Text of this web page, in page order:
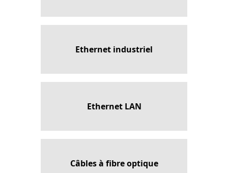
Ethernet industriel
Ethernet LAN
Câbles à fibre optique